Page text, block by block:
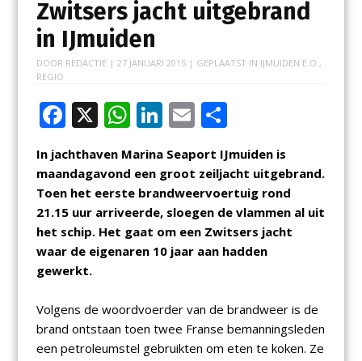
Zwitsers jacht uitgebrand
in IJmuiden
DOOR REDACTIE | 27 JANUARI 2015| GEPLAATST IN IJMUIDEN E.O. ,
REGIO
F
ac
e
b
o
o
k
X W
at
s
A
p
Li
k
e
dI
n
E
ai
l
D
e
n
In jachthaven Marina Seaport IJmuiden is
maandagavond een groot zeiljacht uitgebrand.
Toen het eerste brandweervoertuig rond
21.15 uur arriveerde, sloegen de vlammen al uit
het schip. Het gaat om een Zwitsers jacht
waar de eigenaren 10 jaar aan hadden
gewerkt.
Volgens de woordvoerder van de brandweer is de
brand ontstaan toen twee Franse bemanningsleden
een petroleumstel gebruikten om eten te koken. Ze